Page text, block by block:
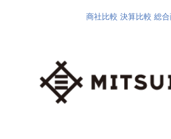
商社比較 決算比較 総